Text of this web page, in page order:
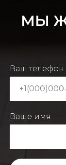
МЫ
Ваш телефон
Ваше имя